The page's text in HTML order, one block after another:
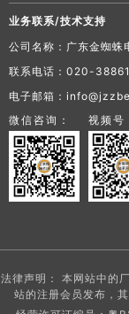
业务联系/技术支持
公司名称：广东金蜘蛛
联系电话：020-
电子邮箱：
微信咨询：
视频号
法律声明： 本网站中的
站的注册会员发布，